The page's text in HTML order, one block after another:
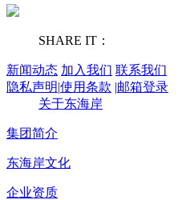
SHARE IT：
新闻动态 加入我们 联系我们
隐私声明|使用条款 |邮箱登录
关于东海岸
集团简介
东海岸文化
企业资质